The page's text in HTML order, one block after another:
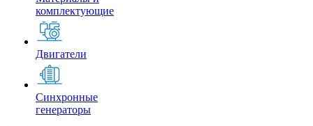
комплектующие
Двигатели
Синхронные
генераторы